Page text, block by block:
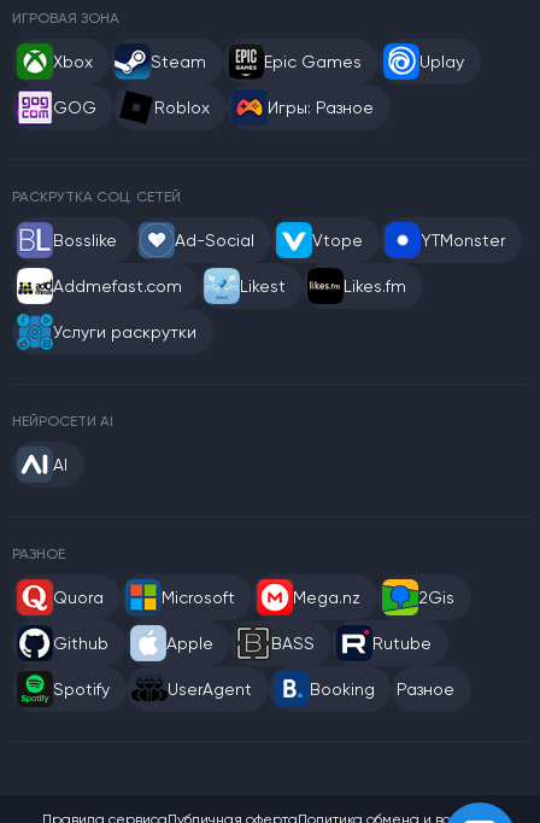
ИГРОВАЯ ЗОНА
Xbox Steam Epic Games Uplay
GOG Roblox Игры: Разное
РАСКРУТКА СОЦ. СЕТЕЙ
Bosslike Ad-Social Vtope YTMonster
Addmefast.com Likest Likes.fm
Услуги раскрутки
НЕЙРОСЕТИ AI
AI
РАЗНОЕ
Quora Microsoft Mega.nz 2Gis
Github Apple BASS Rutube
Spotify UserAgent Booking Разное